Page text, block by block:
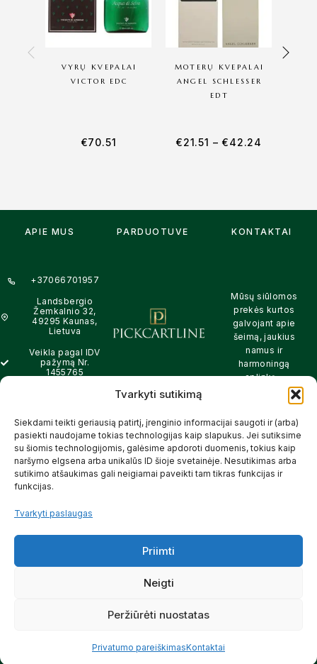
Tvarkyti sutikimą
Siekdami teikti geriausią patirtį, įrenginio informacijai saugoti ir (arba)
pasiekti naudojame tokias technologijas kaip slapukus. Jei sutiksime
su šiomis technologijomis, galėsime apdoroti duomenis, tokius kaip
naršymo elgsena arba unikalūs ID šioje svetainėje. Nesutikimas arba
sutikimo atšaukimas gali neigiamai paveikti tam tikras funkcijas ir
funkcijas.
Tvarkyti paslaugas
Priimti
Neigti
Peržiūrėti nuostatas
Privatumo pareiškimasKontaktai
VYRŲ KVEPALAI
VICTOR EDC
€70.51
MOTERŲ KVEPALAI
ANGEL SCHLESSER
EDT
€21.51 – €42.24
APIE MUS PARDUOTUVĖ KONTAKTAI
+37066701957
Landsbergio
Žemkalnio 32,
49295 Kaunas,
Lietuva
Veikla pagal IDV
pažymą Nr.
1455765
09:00 - 19:00
Mūsų siūlomos
prekės kurtos
galvojant apie
šeimą, jaukius
namus ir
harmoningą
aplinką –
patikimos ir
draugiškos tiek
Jums, tiek
gamtai.
DAUGIAU
© 2025 Pickcartline.com. Visos
teisės saugomos.
PREKIŲ KEITIMAS IR GRĄŽINIMAS